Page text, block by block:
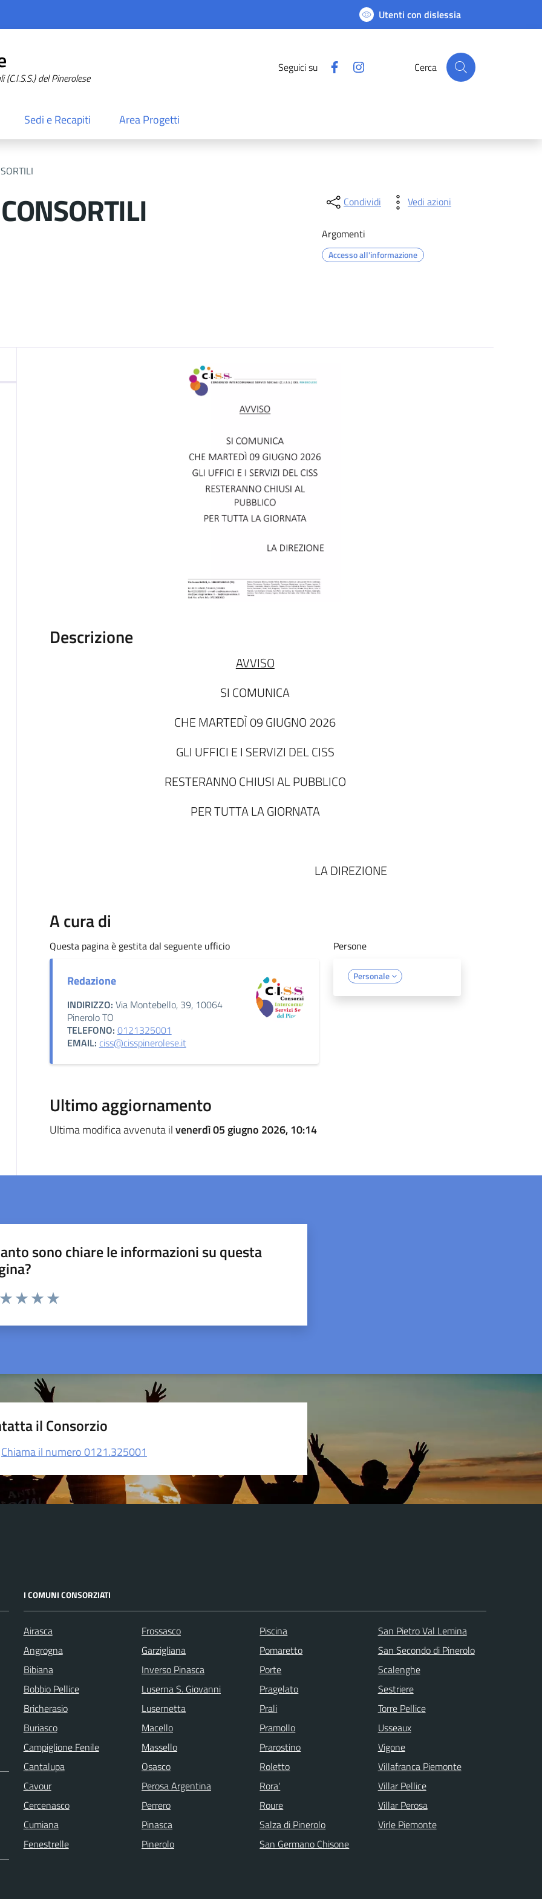
Utenti con dislessia
del Pinerolese
Seguici su Facebook Cerca
Sedi e Recapiti Area Progetti
Condividi Vedi azioni
Argomenti
Accesso all'informazione
Descrizione
AVVISO
SI COMUNICA
CHE MARTEDÌ 09 GIUGNO 2026
GLI UFFICI E I SERVIZI DEL CISS
RESTERANNO CHIUSI AL PUBBLICO
PER TUTTA LA GIORNATA
LA DIREZIONE
A cura di
Questa pagina è gestita dal seguente ufficio
Redazione
INDIRIZZO: Via Montebello, 39, 10064
Pinerolo TO
TELEFONO: 0121325001
EMAIL: ciss@cisspinerolese.it
Persone
Personale
Ultimo aggiornamento
Ultima modifica avvenuta ilvenerdì 05 giugno 2026, 10:14
sono chiare le informazioni su questa
da 1 a 5 stelle la pagina
il Consorzio
Chiama il numero 0121.325001
I COMUNI CONSORZIATI
Airasca
Angrogna
Bibiana
Bobbio Pellice
Bricherasio
Buriasco
Campiglione Fenile
Cantalupa
Cavour
Cercenasco
Cumiana
Fenestrelle
Frossasco
Garzigliana
Inverso Pinasca
Luserna S. Giovanni
Lusernetta
Macello
Massello
Osasco
Perosa Argentina
Perrero
Pinasca
Pinerolo
Piscina
Pomaretto
Porte
Pragelato
Prali
Pramollo
Prarostino
Roletto
Rora'
Roure
Salza di Pinerolo
San Germano Chisone
San Pietro Val Lemina
San Secondo di Pinerolo
Scalenghe
Sestriere
Torre Pellice
Usseaux
Vigone
Villafranca Piemonte
Villar Pellice
Villar Perosa
Virle Piemonte